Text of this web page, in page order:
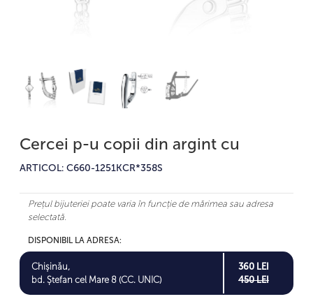
Cercei p-u copii din argint cu
ARTICOL: C660-1251KCR*358S
Prețul bijuteriei poate varia în funcție de mărimea sau adresa
selectată.
DISPONIBIL LA ADRESA:
Chișinău,
bd. Ștefan cel Mare 8 (CC. UNIC)
360 LEI
450 LEI